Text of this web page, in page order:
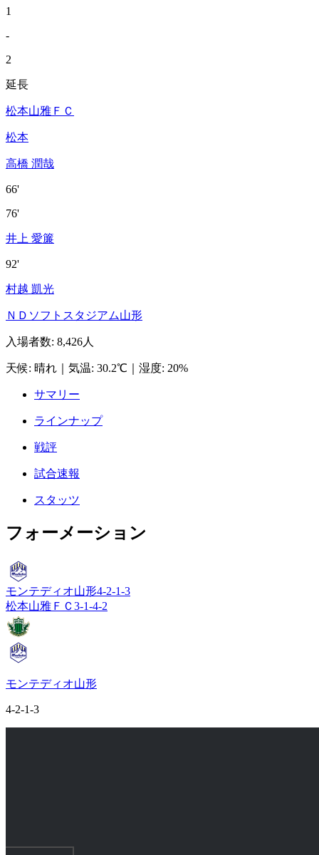
1
-
2
延長
松本山雅ＦＣ
松本
高橋 潤哉
66'
76'
井上 愛簾
92'
村越 凱光
ＮＤソフトスタジアム山形
入場者数: 8,426人
天候: 晴れ 気温: 30.2℃ 湿度: 20%
サマリー
ラインナップ
戦評
試合速報
スタッツ
フォーメーション
モンテディオ山形4-2-1-3
松本山雅ＦＣ 3-1-4-2
モンテディオ山形
4-2-1-3